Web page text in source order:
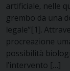
artificiale, nelle
grembo da una
legale”[1].
procreazione
possibilità
l’intervento […]